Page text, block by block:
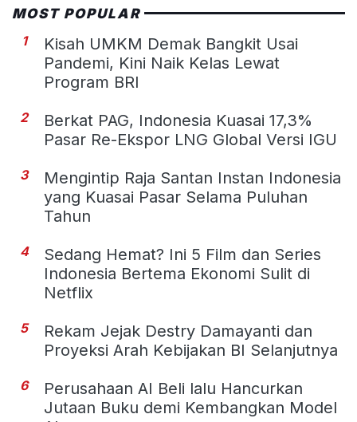
MOST POPULAR
1
Kisah UMKM Demak Bangkit Usai
Pandemi, Kini Naik Kelas Lewat
Program BRI
2
Berkat PAG, Indonesia Kuasai 17,3%
Pasar Re-Ekspor LNG Global Versi IGU
3
Mengintip Raja Santan Instan Indonesia
yang Kuasai Pasar Selama Puluhan
Tahun
4
Sedang Hemat? Ini 5 Film dan Series
Indonesia Bertema Ekonomi Sulit di
Netflix
5
Rekam Jejak Destry Damayanti dan
Proyeksi Arah Kebijakan BI Selanjutnya
6
Perusahaan AI Beli lalu Hancurkan
Jutaan Buku demi Kembangkan Model